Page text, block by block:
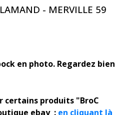
- MERVILLE 59
en photo. Regardez bien
certains produits "BroC
ebay : en cliquant là